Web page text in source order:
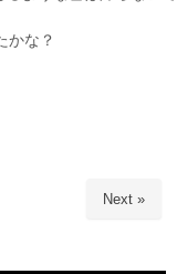
かな？
Next »